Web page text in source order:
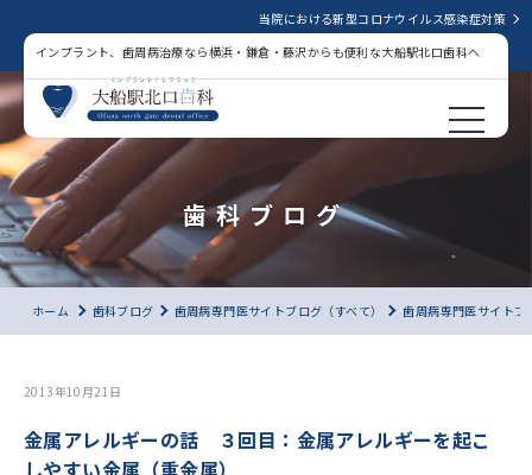
当院における新型コロナウイルス感染症対策
インプラント、歯周病治療なら横浜・鎌倉・藤沢からも便利な大船駅北口歯科へ
歯科ブログ
ホーム 歯科ブログ 歯周病専門医サイトブログ（すべて） 歯周病専門医サイトブ
2013年10月21日
金属アレルギーの話 ３回目：金属アレルギーを起こ